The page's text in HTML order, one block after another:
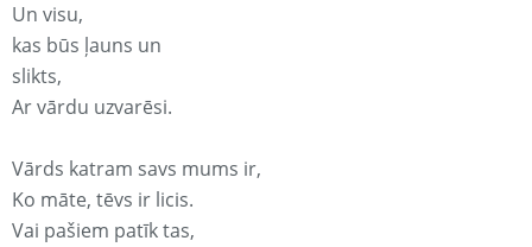
Un visu,
kas būs ļauns un
slikts,
Ar vārdu uzvarēsi.
Vārds katram savs mums ir,
Ko māte, tēvs ir licis.
Vai pašiem patīk tas,